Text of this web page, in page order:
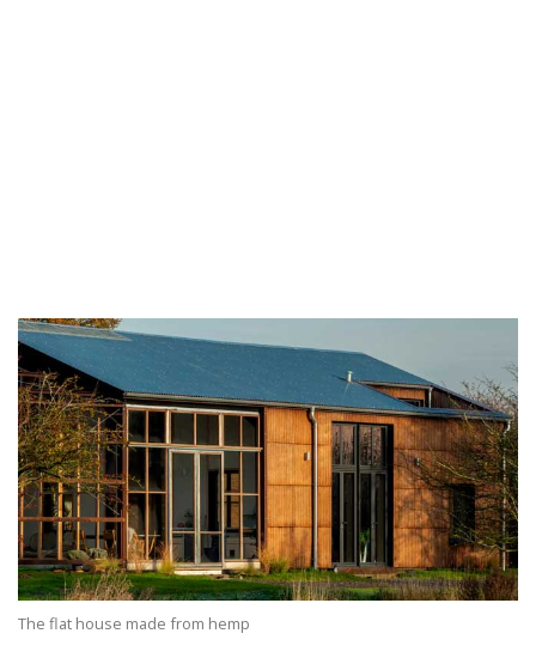
The flat house made from hemp